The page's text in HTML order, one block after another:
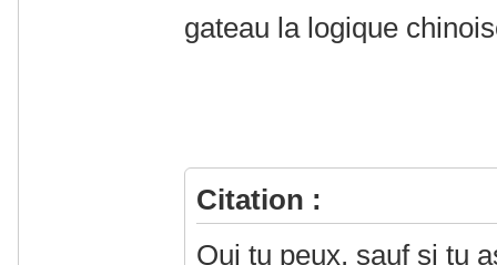
gateau la logique
Citation :
Oui tu peux, sauf si tu